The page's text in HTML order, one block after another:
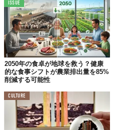
ISSUE
2050年の食卓が地球を救う？健康
的な食事シフトが農業排出量を85%
削減する可能性
CULTURE